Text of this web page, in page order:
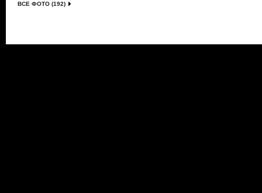
ВСЕ ФОТО (192)